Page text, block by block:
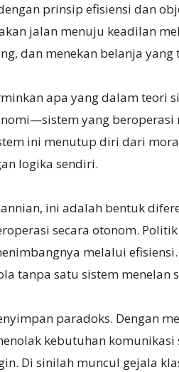
prinsip efisiensi dan
jalan menuju keadilan
dan menekan belanja
apa yang dalam teori
yang
ini menutup diri dari
logika sendiri.
ini adalah bentuk
secara otonom.
melalui
tanpa satu sistem menelan
paradoks. Dengan
kebutuhan
Di sinilah muncul gejala